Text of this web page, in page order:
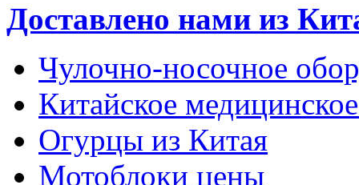
Доставлено нами из
Чулочно-носочное
Китайское
Огурцы из Китая
Мотоблоки цены